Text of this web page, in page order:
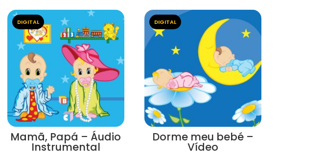
DIGITAL
Mamã, Papá – Áudio
Instrumental
DIGITAL
Dorme meu bebé –
Vídeo